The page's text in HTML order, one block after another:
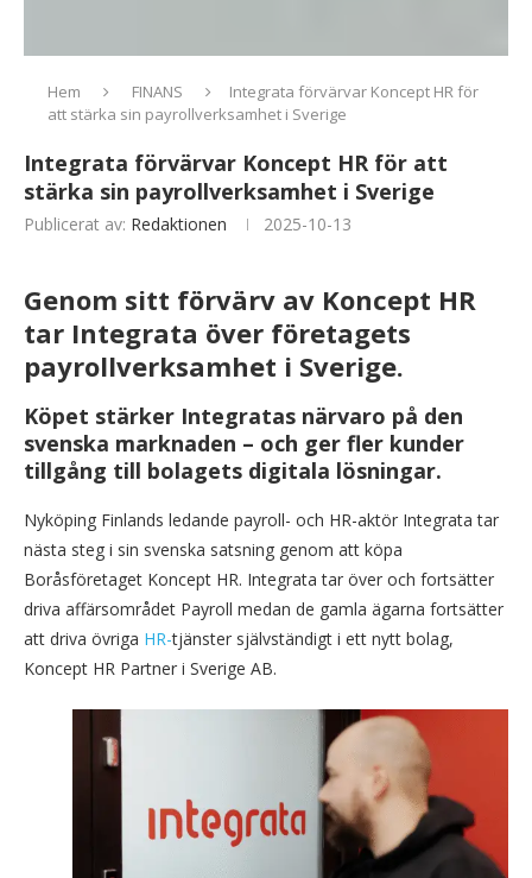
Hem FINANS
Integrata förvärvar Koncept HR för
att stärka sin payrollverksamhet i Sverige
Integrata förvärvar Koncept HR för att
stärka sin payrollverksamhet i Sverige
Publicerat av: Redaktionen 2025-10-13
Genom sitt förvärv av Koncept HR
tar Integrata över företagets
payrollverksamhet i Sverige.
Köpet stärker Integratas närvaro på den
svenska marknaden – och ger fler kunder
tillgång till bolagets digitala lösningar.
Nyköping Finlands ledande payroll- och HR-aktör Integrata tar
nästa steg i sin svenska satsning genom att köpa
Boråsföretaget Koncept HR. Integrata tar över och fortsätter
driva affärsområdet Payroll medan de gamla ägarna fortsätter
att driva övriga HR-tjänster självständigt i ett nytt bolag,
Koncept HR Partner i Sverige AB.